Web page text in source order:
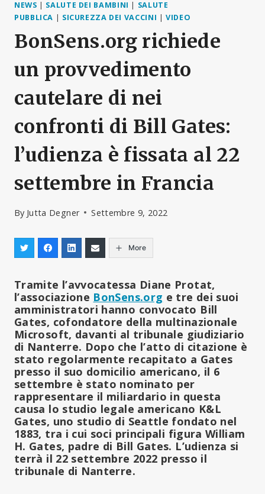
NEWS | SALUTE DEI BAMBINI | SALUTE
PUBBLICA | SICUREZZA DEI VACCINI |VIDEO
BonSens.org richiede
un provvedimento
cautelare di nei
confronti di Bill Gates:
l’udienza è fissata al 22
settembre in Francia
By Jutta Degner Settembre 9, 2022
More
Tramite l’avvocatessa Diane Protat,
l’associazione BonSens.org e tre dei suoi
amministratori hanno convocato Bill
Gates, cofondatore della multinazionale
Microsoft, davanti al tribunale giudiziario
di Nanterre. Dopo che l’atto di citazione è
stato regolarmente recapitato a Gates
presso il suo domicilio americano, il 6
settembre è stato nominato per
rappresentare il miliardario in questa
causa lo studio legale americano K&L
Gates, uno studio di Seattle fondato nel
1883, tra i cui soci principali figura William
H. Gates, padre di Bill Gates. L’udienza si
terrà il 22 settembre 2022 presso il
tribunale di Nanterre.